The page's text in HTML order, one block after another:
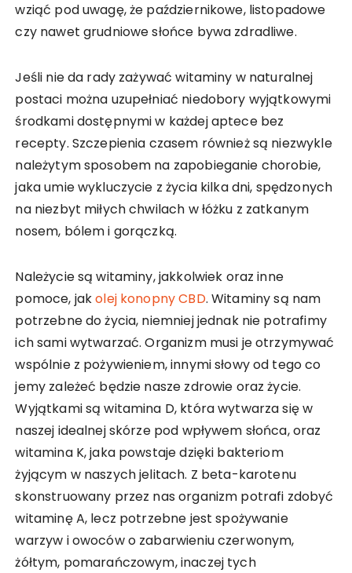
wziąć pod uwagę, że październikowe, listopadowe
czy nawet grudniowe słońce bywa zdradliwe.
Jeśli nie da rady zażywać witaminy w naturalnej
postaci można uzupełniać niedobory wyjątkowymi
środkami dostępnymi w każdej aptece bez
recepty. Szczepienia czasem również są niezwykle
należytym sposobem na zapobieganie chorobie,
jaka umie wykluczycie z życia kilka dni, spędzonych
na niezbyt miłych chwilach w łóżku z zatkanym
nosem, bólem i gorączką.
Należycie są witaminy, jakkolwiek oraz inne
pomoce, jakolej konopny CBD. Witaminy są nam
potrzebne do życia, niemniej jednak nie potrafimy
ich sami wytwarzać. Organizm musi je otrzymywać
wspólnie z pożywieniem, innymi słowy od tego co
jemy zależeć będzie nasze zdrowie oraz życie.
Wyjątkami są witamina D, która wytwarza się w
naszej idealnej skórze pod wpływem słońca, oraz
witamina K, jaka powstaje dzięki bakteriom
żyjącym w naszych jelitach. Z beta-karotenu
skonstruowany przez nas organizm potrafi zdobyć
witaminę A, lecz potrzebne jest spożywanie
warzyw i owoców o zabarwieniu czerwonym,
żółtym, pomarańczowym, inaczej tych